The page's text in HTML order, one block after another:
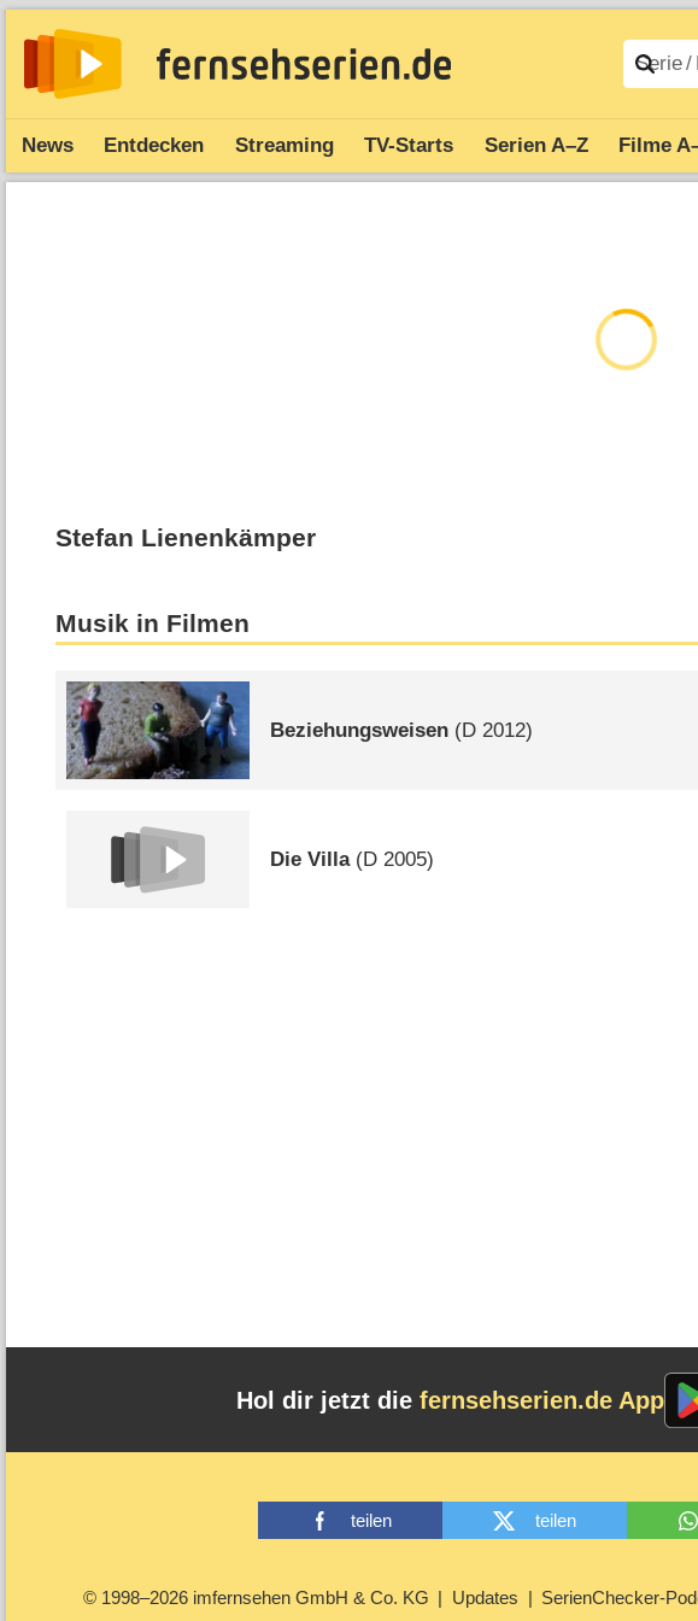
News Entdecken Streaming TV-Starts Serien A–Z Filme
Stefan Lienenkämper
Musik in Filmen
Beziehungsweisen (D 2012)
Die Villa(D 2005)
Hol dir jetzt die fernsehserien.de App
teilen teilen
© 1998–2026 imfernsehen GmbH & Co. KG Updates SerienChecker-